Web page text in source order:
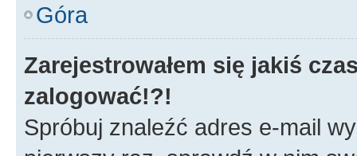
Góra
Zarejestrowałem się jakiś
zalogować!?!
Spróbuj znaleźć adres e-mail